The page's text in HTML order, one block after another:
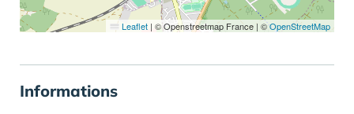
Leaflet | © Openstreetmap France | ©OpenStreetMap
Informations